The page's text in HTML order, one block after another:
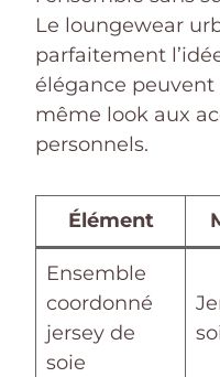
Le loungewear
parfaitement
élégance
même look aux
personnels.
Élément
Ensemble
coordonné
jersey de
soie